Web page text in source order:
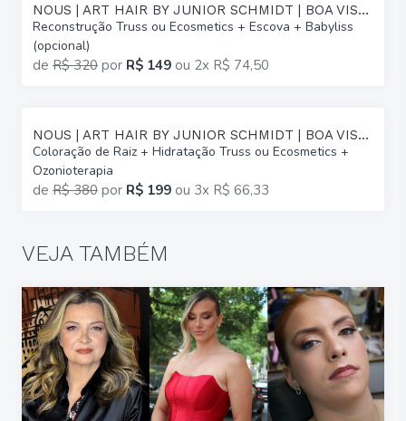
NOUS | ART HAIR BY JUNIOR SCHMIDT | BOA VISTA
Reconstrução Truss ou Ecosmetics + Escova + Babyliss
(opcional)
de R$ 320 por R$ 149 ou 2x R$ 74,50
NOUS | ART HAIR BY JUNIOR SCHMIDT | BOA VISTA
Coloração de Raiz + Hidratação Truss ou Ecosmetics +
Ozonioterapia
de R$ 380 por R$ 199 ou 3x R$ 66,33
VEJA TAMBÉM